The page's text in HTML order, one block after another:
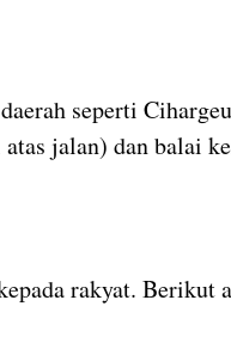
seperti
jalan) dan balai
rakyat. Berikut